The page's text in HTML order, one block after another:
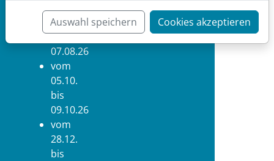
vom
20.07.
bis
07.08.26
vom
05.10.
bis
09.10.26
vom
28.12.
bis
Auswahl speichern Cookies akzeptieren